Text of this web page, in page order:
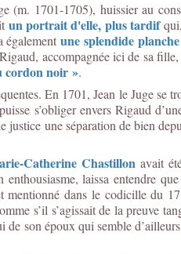
(m. 1701-1705), huissier au
un portrait d'elle, plus tardif
égalementune splendide
accompagnée ici de sa
cordon noir ».
En 1701, Jean le Juge se
s’obliger envers Rigaud
une séparation de bien
Catherine Chastillon avait
laissa entendre
dans le codicille du
s’il s’agissait de la preuve
son époux qui semble